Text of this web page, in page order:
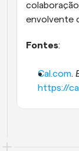
envolvente
Fontes:
Cal.com.
https://